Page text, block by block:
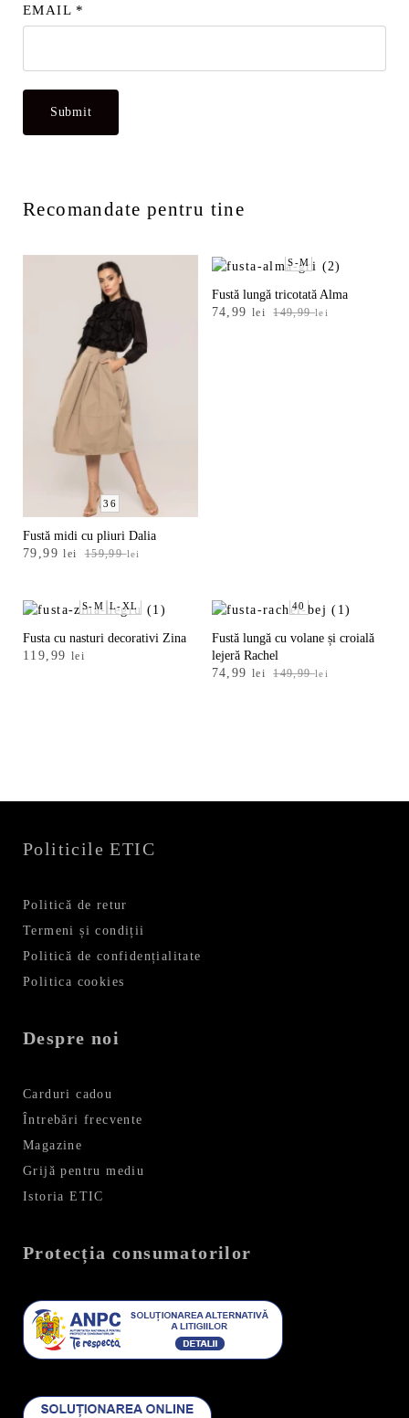
EMAIL *
Recomandate pentru tine
36
Fustă midi cu pliuri Dalia
159,99lei
Prețul
fost:
79,99lei
Prețul
79,99 lei.
S-M
Fustă lungă tricotată Alma
149,99lei
Prețul
74,99 lei
Prețul
S-M L-XL
Fusta cu nasturi decorativi Zina
119,99 lei
40
Fustă lungă cu volane și croială
lejeră Rachel
149,99lei
Prețul
74,99 lei
Prețul
Politicile ETIC
Politică de retur
Termeni și condiții
Politică de confidențialitate
Politica cookies
Despre noi
Carduri cadou
Întrebări frecvente
Magazine
Grijă pentru mediu
Istoria ETIC
Protecția consumatorilor